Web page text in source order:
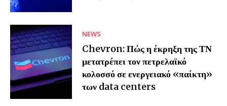
NEWS
Chevron: Πώς η έκρηξη της ΤΝ
μετατρέπει τον πετρελαϊκό
κολοσσό σε ενεργειακό «παίκτη»
των data centers